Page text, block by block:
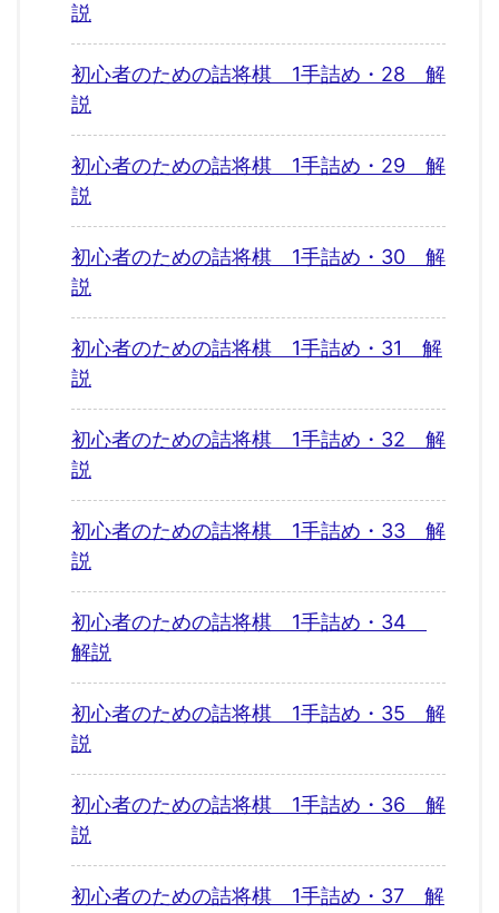
説
初心者のための詰将棋 1手詰め・28 解
説
初心者のための詰将棋 1手詰め・29 解
説
初心者のための詰将棋 1手詰め・30 解
説
初心者のための詰将棋 1手詰め・31 解
説
初心者のための詰将棋 1手詰め・32 解
説
初心者のための詰将棋 1手詰め・33 解
説
初心者のための詰将棋 1手詰め・34
解説
初心者のための詰将棋 1手詰め・35 解
説
初心者のための詰将棋 1手詰め・36 解
説
初心者のための詰将棋 1手詰め・37 解